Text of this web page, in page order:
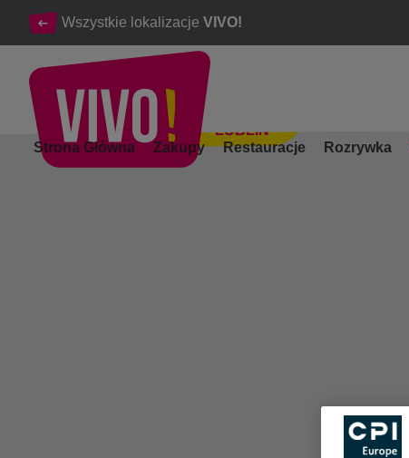
Wszystkie lokalizacje VIVO!
LUBLIN
Strona Główna Zakupy Restauracje Rozrywka
Wszystko czego potrzebujesz dla Twojego zdrowia i urody